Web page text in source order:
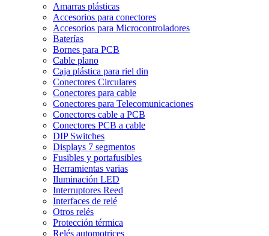
Amarras plásticas
Accesorios para conectores
Accesorios para Microcontroladores
Baterías
Bornes para PCB
Cable plano
Caja plástica para riel din
Conectores Circulares
Conectores para cable
Conectores para Telecomunicaciones
Conectores cable a PCB
Conectores PCB a cable
DIP Switches
Displays 7 segmentos
Fusibles y portafusibles
Herramientas varias
Iluminación LED
Interruptores Reed
Interfaces de relé
Otros relés
Protección térmica
Relés automotrices